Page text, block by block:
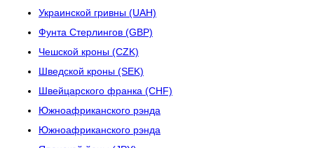
Украинской гривны (UAH)
Фунта Стерлингов (GBP)
Чешской кроны (CZK)
Шведской кроны (SEK)
Швейцарского франка (CHF)
Южноафриканского рэнда
Южноафриканского рэнда